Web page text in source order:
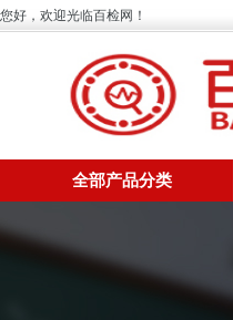
您好，欢迎光临百检网！
全部产品分类